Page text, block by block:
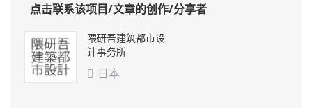
点击联系该项目/文章的创作/分享者
隈研吾建筑都市设
计事务所
 日本